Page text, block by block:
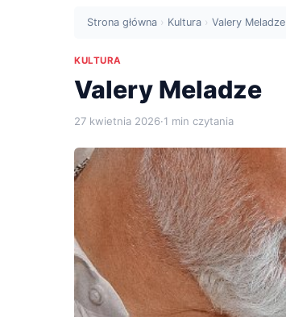
Strona główna › Kultura › Valery Meladze
KULTURA
Valery Meladze
27 kwietnia 2026·1 min czytania